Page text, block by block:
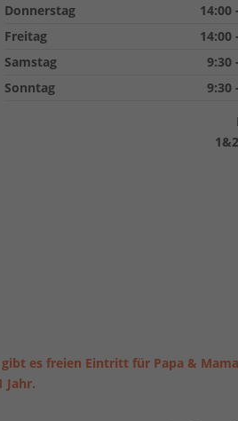
Donnerstag
14:00
Freitag
14:00
Samstag
9:30
Sonntag
9:30
es freien Eintritt für Papa &
Jahr.